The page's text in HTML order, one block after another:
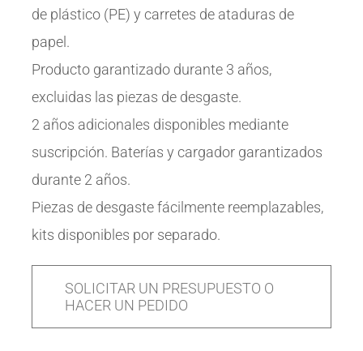
de plástico (PE) y carretes de ataduras de
papel.
Producto garantizado durante 3 años,
excluidas las piezas de desgaste.
2 años adicionales disponibles mediante
suscripción. Baterías y cargador garantizados
durante 2 años.
Piezas de desgaste fácilmente reemplazables,
kits disponibles por separado.
SOLICITAR UN PRESUPUESTO O
HACER UN PEDIDO